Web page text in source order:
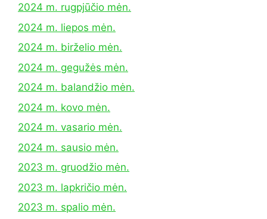
2024 m. rugpjūčio mėn.
2024 m. liepos mėn.
2024 m. birželio mėn.
2024 m. gegužės mėn.
2024 m. balandžio mėn.
2024 m. kovo mėn.
2024 m. vasario mėn.
2024 m. sausio mėn.
2023 m. gruodžio mėn.
2023 m. lapkričio mėn.
2023 m. spalio mėn.